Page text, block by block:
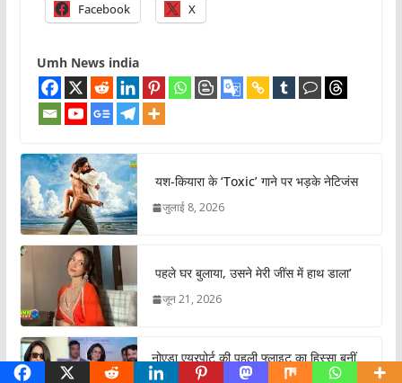
Facebook X
Umh News india
यश-कियारा के ‘Toxic’ गाने पर भड़के नेटिजंस
जुलाई 8, 2026
पहले घर बुलाया, उसने मेरी जींस में हाथ डाला’
जून 21, 2026
नोएडा एयरपोर्ट की पहली फ्लाइट का हिस्सा बनीं
गुल पनाग